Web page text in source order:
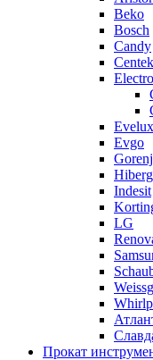
Beko
Bosch
Candy
Centek
Evelux
Evgo
Hiberg
Indesit
LG
Прокат